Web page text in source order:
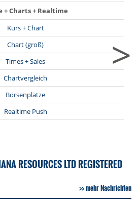
+ Charts + Realtime
Kurs + Chart
Chart (groß)
Times + Sales
Chartvergleich
Börsenplätze
Realtime Push
>
RESOURCES LTD REGISTERED
mehr Nachrichten